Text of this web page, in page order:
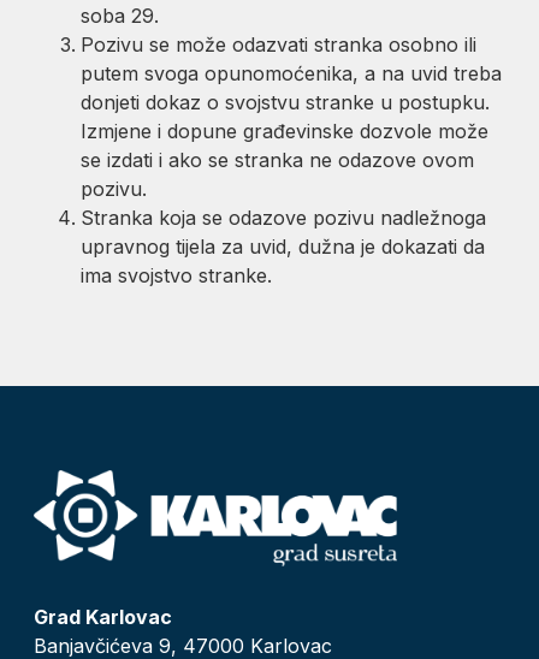
soba 29.
Pozivu se može odazvati stranka osobno ili
putem svoga opunomoćenika, a na uvid treba
donjeti dokaz o svojstvu stranke u postupku.
Izmjene i dopune građevinske dozvole može
se izdati i ako se stranka ne odazove ovom
pozivu.
Stranka koja se odazove pozivu nadležnoga
upravnog tijela za uvid, dužna je dokazati da
ima svojstvo stranke.
Grad Karlovac
Banjavčićeva 9, 47000 Karlovac